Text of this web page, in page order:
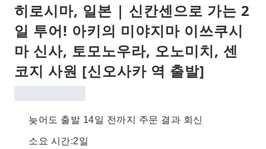
히로시마, 일본 | 신칸센으로 가는 2
일 투어! 아키의 미야지마 이쓰쿠시
마 신사, 토모노우라, 오노미치, 센
코지 사원 [신오사카 역 출발]
늦어도 출발 14일 전까지 주문 결과 회신
소요 시간:2일